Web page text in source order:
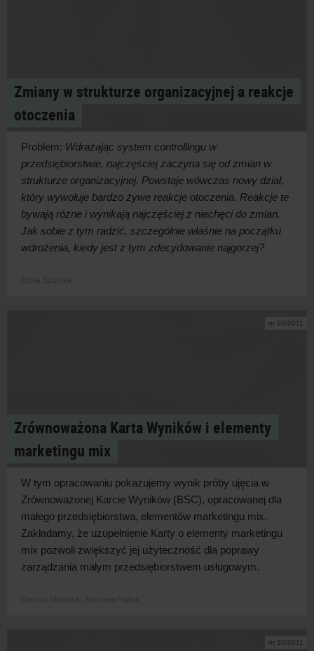
Zmiany w strukturze organizacyjnej a reakcje
otoczenia
Problem: Wdrażając system controllingu w
przedsiębiorstwie, najczęściej zaczyna się od zmian w
strukturze organizacyjnej. Powstaje wówczas nowy dział,
który wywołuje bardzo żywe reakcje otoczenia. Reakcje te
bywają różne i wynikają najczęściej z niechęci do zmian.
Jak sobie z tym radzić, szczególnie właśnie na początku
wdrożenia, kiedy jest z tym zdecydowanie najgorzej?
nr 10/2011
Zrównoważona Karta Wyników i elementy
marketingu mix
W tym opracowaniu pokazujemy wynik próby ujęcia w
Zrównoważonej Karcie Wyników (BSC), opracowanej dla
małego przedsiębiorstwa, elementów marketingu mix.
Zakładamy, że uzupełnienie Karty o elementy marketingu
mix pozwoli zwiększyć jej użyteczność dla poprawy
zarządzania małym przedsiębiorstwem usługowym.
nr 10/2011